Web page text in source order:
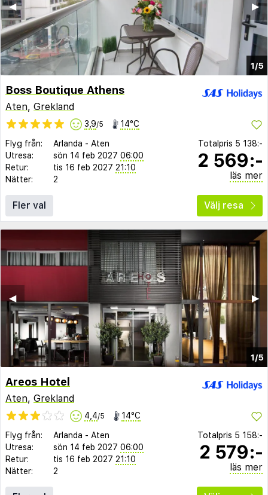
1/5
▶︎
◀︎
Boss Boutique Athens
Aten, Grekland
3,9/5 14°C
Flyg från: Arlanda - Aten
Utresa:
sön 14 feb 2027 06:00
Retur:
tis 16 feb 2027 21:10
Nätter:
2
Totalpris 5 138:-
2 569:-
läs mer
Fler val Välj resa
1/5
▶︎
◀︎
Areos Hotel
Aten, Grekland
4,4/5 14°C
Flyg från: Arlanda - Aten
Utresa:
sön 14 feb 2027 06:00
Retur:
tis 16 feb 2027 21:10
Nätter:
2
Totalpris 5 158:-
2 579:-
läs mer